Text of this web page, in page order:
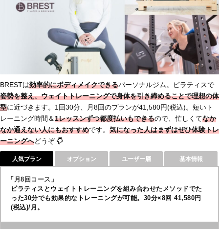
BRESTは効率的にボディメイクできるパーソナルジム。ピラティスで
姿勢を整え、ウェイトトレーニングで身体を引き締めることで理想の体
型に近づきます。1回30分、月8回のプランが41,580円(税込)。短いト
レーニング時間＆1レッスンずつ都度払いもできるので、忙しくてなか
なか通えない人にもおすすめです。 気になった人はまずはぜひ体験トレ
ーニングへどうぞ
人気プラン オプション ユーザー層 基本情報
「月8回コース」
ピラティスとウェイトトレーニングを組み合わせたメソッドでた
った30分でも効果的なトレーニングが可能。30分×8回 41,580円
(税込)/月。